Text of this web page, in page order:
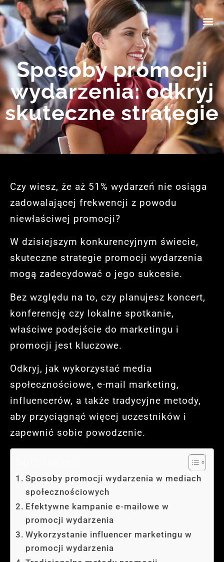
Sposoby promocji
wydarzenia: odkryj
skuteczne strategie
Czy wiesz, że aż 51% wydarzeń nie osiąga
zadowalającej frekwencji z powodu
niewłaściwej promocji?
W dzisiejszym konkurencyjnym świecie,
skuteczne strategie promocji wydarzenia
mogą zadecydować o jego sukcesie.
Bez względu na to, czy planujesz koncert,
konferencję czy lokalne spotkanie,
właściwe podejście do marketingu i
promocji jest kluczowe.
Odkryj, jak wykorzystać media
społecznościowe, e-mail marketing,
influencerów, a także tradycyjne metody,
aby przyciągnąć więcej uczestników i
zapewnić sobie powodzenie.
Sposoby promocji wydarzenia w mediach
społecznościowych
Efektywne kampanie e-mailowe w
promocji wydarzenia
Wykorzystanie influencer marketingu w
promocji wydarzenia